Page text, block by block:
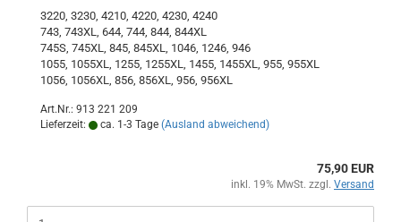
3220, 3230, 4210, 4220, 4230, 4240
743, 743XL, 644, 744, 844, 844XL
745S, 745XL, 845, 845XL, 1046, 1246, 946
1055, 1055XL, 1255, 1255XL, 1455, 1455XL, 955, 955XL
1056, 1056XL, 856, 856XL, 956, 956XL
Art.Nr.: 913 221 209
Lieferzeit:
ca. 1-3 Tage (Ausland abweichend)
75,90 EUR
inkl. 19% MwSt. zzgl. Versand